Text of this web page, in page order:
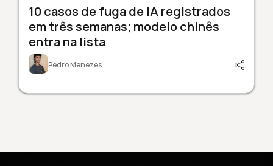
10 casos de fuga de IA registrados
em três semanas; modelo chinês
entra na lista
Pedro Menezes